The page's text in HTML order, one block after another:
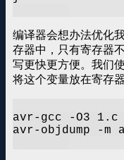
编译器会想办法优化
存器中，只有寄存器
写更快更方便。我们
将这个变量放在寄存
avr-gcc -O3
avr-objdump -m